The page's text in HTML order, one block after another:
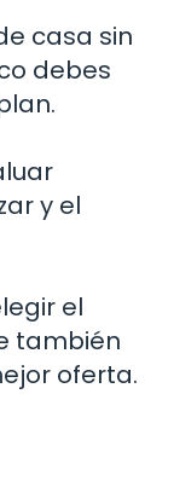
casa sin
debes
y el
el
también
oferta.